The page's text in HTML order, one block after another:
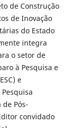
de Construção
de Inovação
do Estado
integra
o setor de
à Pesquisa e
e
Pós-
convidado